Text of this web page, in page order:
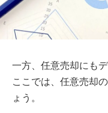
一方、任意売却にも
ここでは、任意売却
ょう。